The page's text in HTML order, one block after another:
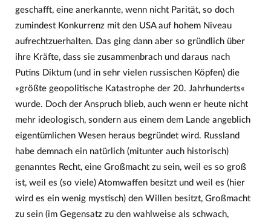
geschafft, eine anerkannte, wenn nicht Parität, so doch
zumindest Konkurrenz mit den USA auf hohem Niveau
aufrechtzuerhalten. Das ging dann aber so gründlich über
ihre Kräfte, dass sie zusammenbrach und daraus nach
Putins Diktum (und in sehr vielen russischen Köpfen) die
»größte geopolitische Katastrophe der 20. Jahrhunderts«
wurde. Doch der Anspruch blieb, auch wenn er heute nicht
mehr ideologisch, sondern aus einem dem Lande angeblich
eigentümlichen Wesen heraus begründet wird. Russland
habe demnach ein natürlich (mitunter auch historisch)
genanntes Recht, eine Großmacht zu sein, weil es so groß
ist, weil es (so viele) Atomwaffen besitzt und weil es (hier
wird es ein wenig mystisch) den Willen besitzt, Großmacht
zu sein (im Gegensatz zu den wahlweise als schwach,